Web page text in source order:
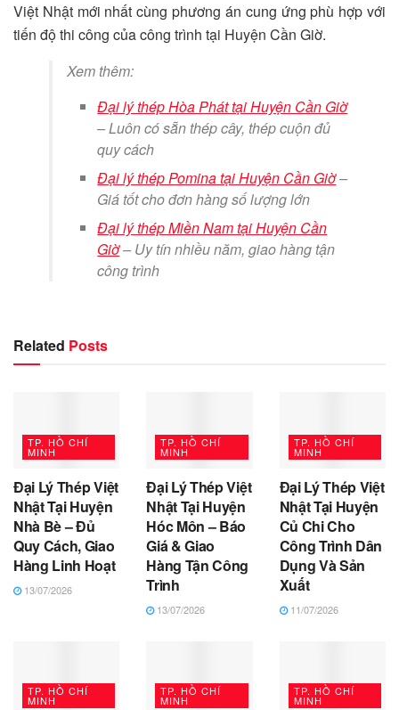
Việt Nhật mới nhất cùng phương án cung ứng phù hợp với
tiến độ thi công của công trình tại Huyện Cần Giờ.
Xem thêm:
Đại lý thép Hòa Phát tại Huyện Cần Giờ
– Luôn có sẵn thép cây, thép cuộn đủ
quy cách
Đại lý thép Pomina tại Huyện Cần Giờ–
Giá tốt cho đơn hàng số lượng lớn
Đại lý thép Miền Nam tại Huyện Cần
Giờ– Uy tín nhiều năm, giao hàng tận
công trình
Related Posts
TP. HỒ CHÍ
MINH
Đại Lý Thép Việt
Nhật Tại Huyện
Nhà Bè – Đủ
Quy Cách, Giao
Hàng Linh Hoạt
13/07/2026
TP. HỒ CHÍ
MINH
Đại Lý Thép Việt
Nhật Tại Huyện
Hóc Môn – Báo
Giá & Giao
Hàng Tận Công
Trình
13/07/2026
TP. HỒ CHÍ
MINH
Đại Lý Thép Việt
Nhật Tại Huyện
Củ Chi Cho
Công Trình Dân
Dụng Và Sản
Xuất
11/07/2026
TP. HỒ CHÍ
MINH
TP. HỒ CHÍ
MINH
TP. HỒ CHÍ
MINH